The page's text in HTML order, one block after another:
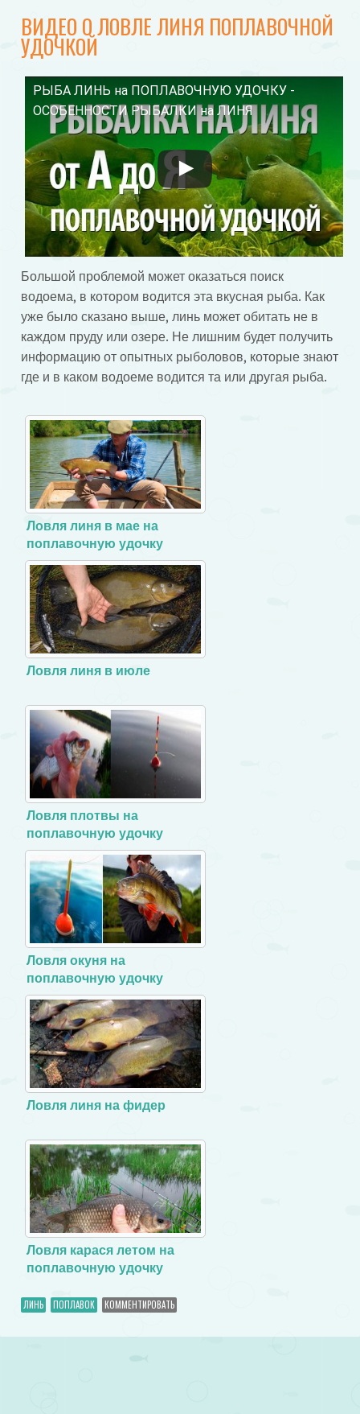
ВИДЕО О ЛОВЛЕ ЛИНЯ ПОПЛАВОЧНОЙ
УДОЧКОЙ
РЫБА ЛИНЬ на ПОПЛАВОЧНУЮ УДОЧКУ -
ОСОБЕННОСТИ РЫБАЛКИ на ЛИНЯ
Смотрите это видео на YouTube
Большой проблемой может оказаться поиск
водоема, в котором водится эта вкусная рыба. Как
уже было сказано выше, линь может обитать не в
каждом пруду или озере. Не лишним будет получить
информацию от опытных рыболовов, которые знают
где и в каком водоеме водится та или другая рыба.
Ловля линя в мае на
поплавочную удочку
Ловля линя в июле
Ловля плотвы на
поплавочную удочку
Ловля окуня на
поплавочную удочку
Ловля линя на фидер
Ловля карася летом на
поплавочную удочку
ЛИНЬ ПОПЛАВОК КОММЕНТИРОВАТЬ